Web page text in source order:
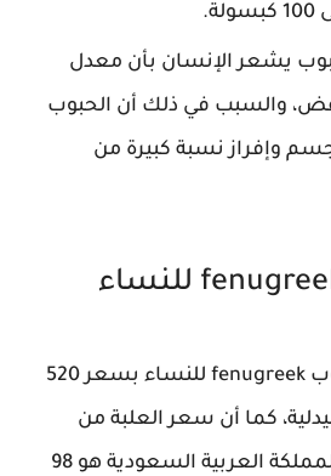
يشعر الإنسان بأن معدل
والسبب في ذلك أن الحبوب
وإفراز نسبة كبيرة من
يمكنك الآن شراء حبوب fenugreek للنساء بسعر 520
كما أن سعر العلبة من
حبوب فينوجريك في المملكة العربية السعودية هو 98